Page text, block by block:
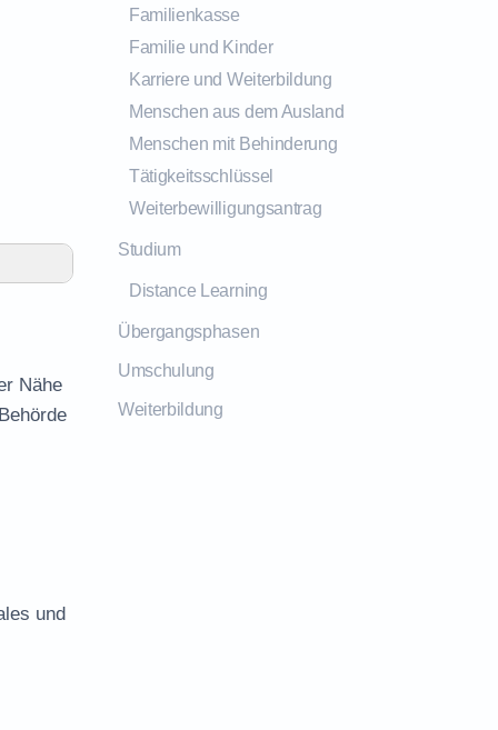
Nähe
und
Familienkasse
Familie und Kinder
Karriere und Weiterbildung
Menschen aus dem Ausland
Menschen mit Behinderung
Tätigkeitsschlüssel
Weiterbewilligungsantrag
Studium
Distance Learning
Übergangsphasen
Umschulung
Weiterbildung